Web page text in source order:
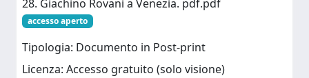
28. Giachino Rovani a Venezia. pdf.pdf
accesso aperto
Tipologia: Documento in Post-print
Licenza: Accesso gratuito (solo visione)